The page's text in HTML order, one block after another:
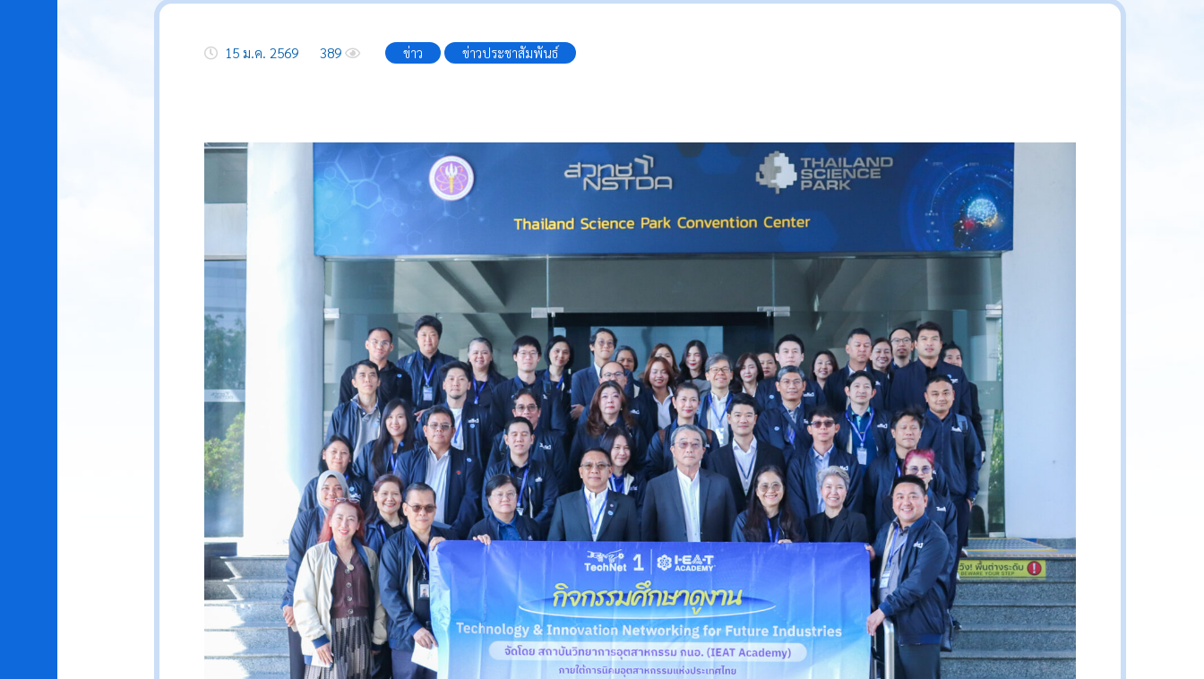
15 ม.ค. 2569 389 ข่าว ข่าวประชาสัมพันธ์